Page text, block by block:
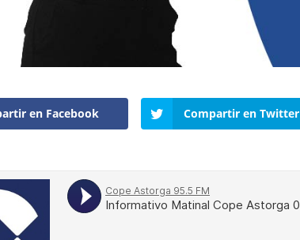
en Facebook Compartir en Twitter